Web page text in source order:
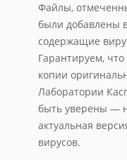
Файлы,
были добавлены
содержащие
Гарантируем,
копии
Лаборатории
быть уверены —
актуальная
вирусов.